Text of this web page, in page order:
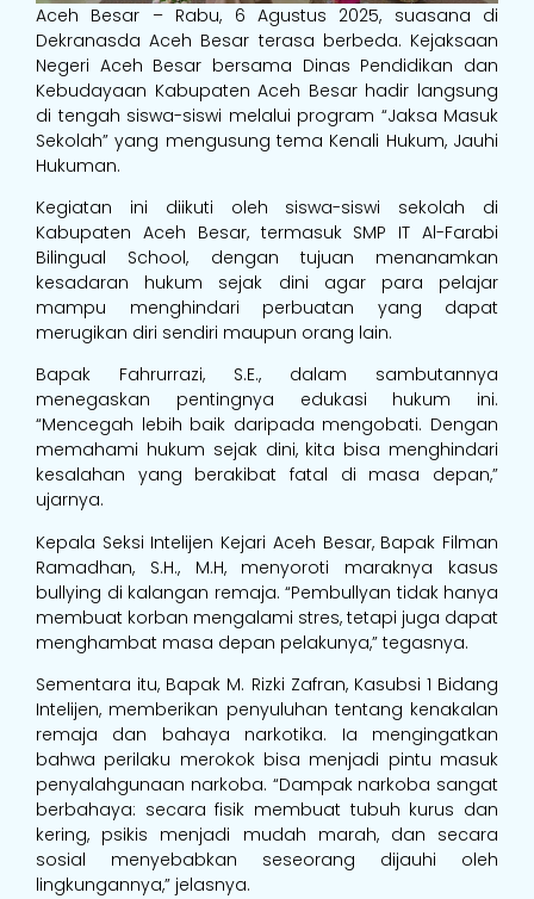
Aceh Besar – Rabu, 6 Agustus 2025, suasana di
Dekranasda Aceh Besar terasa berbeda. Kejaksaan
Negeri Aceh Besar bersama Dinas Pendidikan dan
Kebudayaan Kabupaten Aceh Besar hadir langsung
di tengah siswa-siswi melalui program “Jaksa Masuk
Sekolah” yang mengusung tema Kenali Hukum, Jauhi
Hukuman.
Kegiatan ini diikuti oleh siswa-siswi sekolah di
Kabupaten Aceh Besar, termasuk SMP IT Al-Farabi
Bilingual School, dengan tujuan menanamkan
kesadaran hukum sejak dini agar para pelajar
mampu menghindari perbuatan yang dapat
merugikan diri sendiri maupun orang lain.
Bapak Fahrurrazi, S.E., dalam sambutannya
menegaskan pentingnya edukasi hukum ini.
“Mencegah lebih baik daripada mengobati. Dengan
memahami hukum sejak dini, kita bisa menghindari
kesalahan yang berakibat fatal di masa depan,”
ujarnya.
Kepala Seksi Intelijen Kejari Aceh Besar, Bapak Filman
Ramadhan, S.H., M.H, menyoroti maraknya kasus
bullying di kalangan remaja. “Pembullyan tidak hanya
membuat korban mengalami stres, tetapi juga dapat
menghambat masa depan pelakunya,” tegasnya.
Sementara itu, Bapak M. Rizki Zafran, Kasubsi 1 Bidang
Intelijen, memberikan penyuluhan tentang kenakalan
remaja dan bahaya narkotika. Ia mengingatkan
bahwa perilaku merokok bisa menjadi pintu masuk
penyalahgunaan narkoba. “Dampak narkoba sangat
berbahaya: secara fisik membuat tubuh kurus dan
kering, psikis menjadi mudah marah, dan secara
sosial menyebabkan seseorang dijauhi oleh
lingkungannya,” jelasnya.